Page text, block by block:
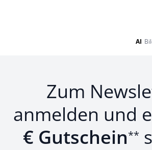
AI
Zum
anmelden und
€ Gutschein**